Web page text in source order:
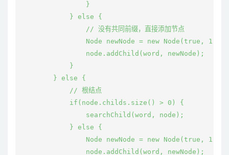
                }
            } else {
                // 没有共同前缀，直接添加节点
Node newNode = new Node(true, 1,
                node.addChild(word, newNode);
            }
        } else {
            // 根结点
            if(node.childs.size() > 0) {
                searchChild(word, node);
            } else {
Node newNode = new Node(true, 1,
                node.addChild(word, newNode);